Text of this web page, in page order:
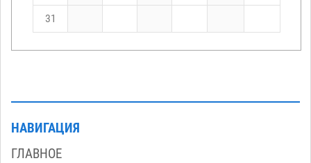
31
НАВИГАЦИЯ
ГЛАВНОЕ